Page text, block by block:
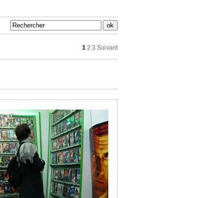
1 2 3 Suivant